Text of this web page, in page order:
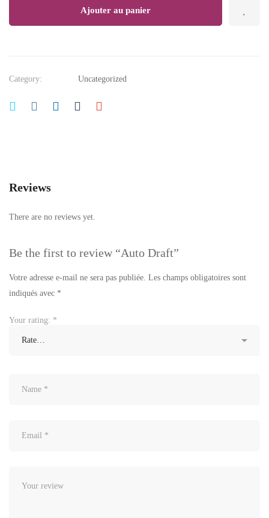
Ajouter au panier
Category: Uncategorized
Reviews
There are no reviews yet.
Be the first to review “Auto Draft”
Votre adresse e-mail ne sera pas publiée. Les champs obligatoires sont
indiqués avec *
Your rating: *